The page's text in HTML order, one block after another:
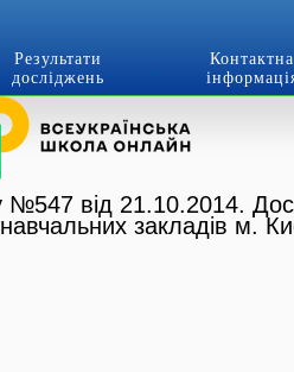
Результати
досліджень
Контактна
№547 від 21.10.2014.
навчальних закладів м.